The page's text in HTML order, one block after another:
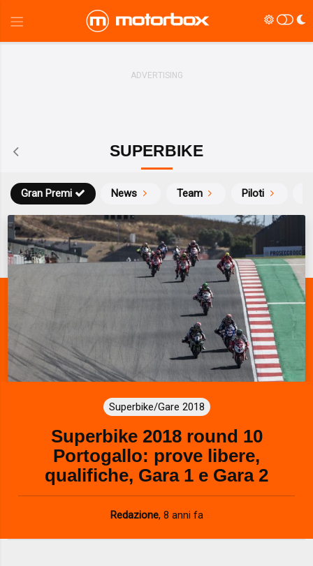
SUPERBIKE
News
Gran Premi Team Piloti
Superbike/Gare 2018
Superbike 2018 round 10
Portogallo: prove libere,
qualifiche, Gara 1 e Gara 2
Redazione, 8 anni fa